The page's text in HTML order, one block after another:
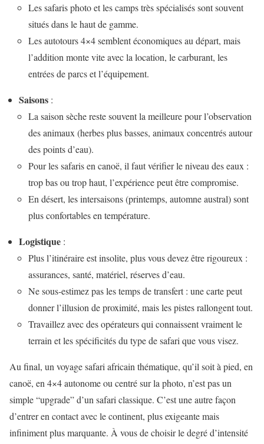
Les safaris photo et les camps très spécialisés sont souvent
situés dans le haut de gamme.
Les autotours 4×4 semblent économiques au départ, mais
l’addition monte vite avec la location, le carburant, les
entrées de parcs et l’équipement.
Saisons :
La saison sèche reste souvent la meilleure pour l’observation
des animaux (herbes plus basses, animaux concentrés autour
des points d’eau).
Pour les safaris en canoë, il faut vérifier le niveau des eaux :
trop bas ou trop haut, l’expérience peut être compromise.
En désert, les intersaisons (printemps, automne austral) sont
plus confortables en température.
Logistique :
Plus l’itinéraire est insolite, plus vous devez être rigoureux :
assurances, santé, matériel, réserves d’eau.
Ne sous-estimez pas les temps de transfert : une carte peut
donner l’illusion de proximité, mais les pistes rallongent tout.
Travaillez avec des opérateurs qui connaissent vraiment le
terrain et les spécificités du type de safari que vous visez.
Au final, un voyage safari africain thématique, qu’il soit à pied, en
canoë, en 4×4 autonome ou centré sur la photo, n’est pas un
simple “upgrade” d’un safari classique. C’est une autre façon
d’entrer en contact avec le continent, plus exigeante mais
infiniment plus marquante. À vous de choisir le degré d’intensité